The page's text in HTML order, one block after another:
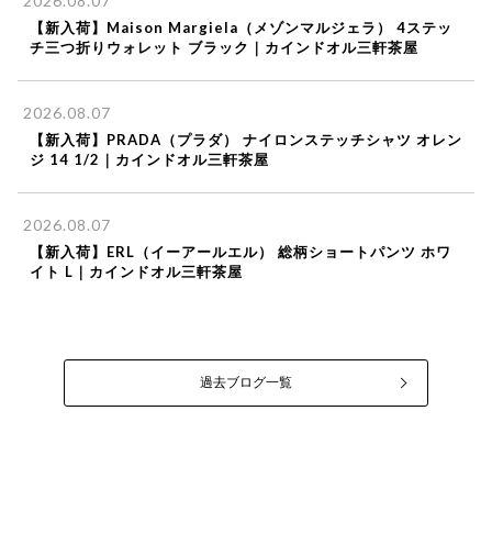
【新入荷】Maison Margiela（メゾンマルジェラ） 4ステッ
チ三つ折りウォレット ブラック｜カインドオル三軒茶屋
【新入荷】PRADA（プラダ） ナイロンステッチシャツ オレン
ジ 14 1/2｜カインドオル三軒茶屋
2026.08.07
【新入荷】ERL（イーアールエル） 総柄ショートパンツ ホワ
イト L｜カインドオル三軒茶屋
2026.08.07
過去ブログ一覧